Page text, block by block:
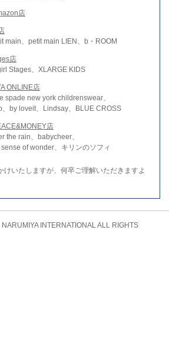
店
main、petit main LIEN、b・ROOM
店
Stages、XLARGE KIDS
ONLINE店
spade new york childrenswear、
、by loveit、Lindsay、BLUE CROSS
店
the rain、babycheer、
of wonder、キリンのソフィ
けいたしますが、何卒ご理解いただきますよ